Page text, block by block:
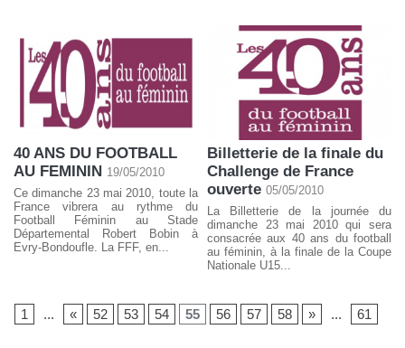
40 ANS DU FOOTBALL
AU FEMININ 19/05/2010
Ce dimanche 23 mai 2010, toute la
France vibrera au rythme du
Football Féminin au Stade
Départemental Robert Bobin à
Evry-Bondoufle. La FFF, en...
Billetterie de la finale du
Challenge de France
ouverte 05/05/2010
La Billetterie de la journée du
dimanche 23 mai 2010 qui sera
consacrée aux 40 ans du football
au féminin, à la finale de la Coupe
Nationale U15...
1 ... « 52 53 54 55 56 57 58 » ... 61